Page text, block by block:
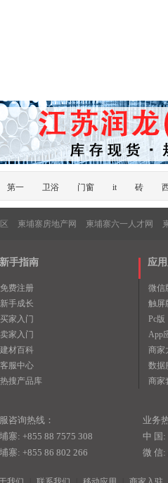
第一 卫浴 门窗 it 砖
柬埔寨房地产网 柬埔寨六一人才网
新手指南
免费注册
新手成长
买家入门
卖家入门
建材百科
客服中心
热搜产品库
应
微信
触屏
Pc版
App
商家
数据
商家
咨询热线：
寨: +855 88 7575 308
寨: +855 86 802 266
业务
中 国:
微 信: